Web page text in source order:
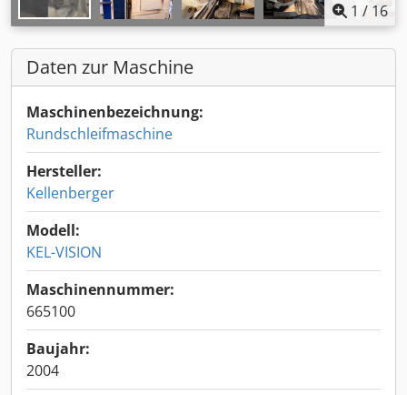
1 / 16
Daten zur Maschine
Maschinenbezeichnung:
Rundschleifmaschine
Hersteller:
Kellenberger
Modell:
KEL-VISION
Maschinennummer:
665100
Baujahr:
2004